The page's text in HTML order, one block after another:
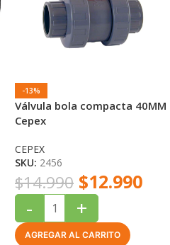
-13%
Válvula bola compacta 40MM
Cepex
CEPEX
SKU: 2456
$14.990 $12.990
- +
AGREGAR AL CARRITO